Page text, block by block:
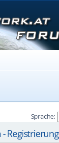
Sprache:
Registrierung